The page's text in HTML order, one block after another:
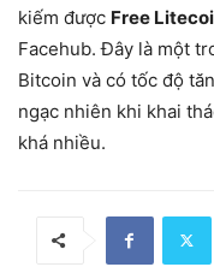
kiếm được Free
Facehub. Đây là một
Bitcoin và có tốc độ
ngạc nhiên khi khai
khá nhiều.